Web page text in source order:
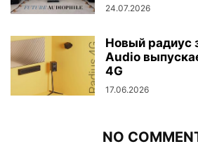
24.07.2026
Новый радиус
Audio
4G
17.06.2026
NO